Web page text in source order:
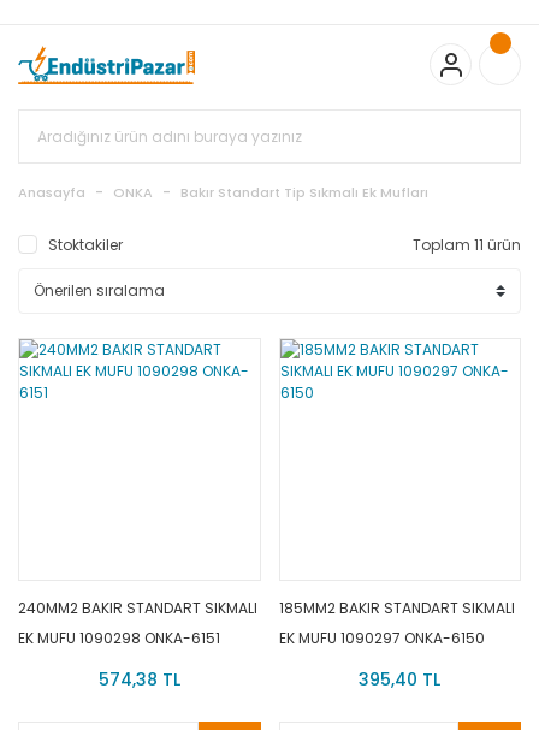
Bayonet J Tip Termokupul Ürünlerinde 50 Adet Alımlarda
Sepette Ekstra %5 İskonto...
50.000,00TL ve Üzeri EMKO Ürünleri
Alışverişlerinizde Sepette %5 EK İNDİRİM...
%15 İskonto... 50.000,00TL ve Üzeri GEMO Ürünleri
Alışverişlerinizde Sepette %3 EK İNDİRİM...
Standart Bayonet J Tip Termokupul Ürünlerinde 100 Adet
Anasayfa ONKA Bakır Standart Tip Sıkmalı Ek Mufları
Stoktakiler Toplam 11 ürün
240MM2 BAKIR STANDART SIKMALI
EK MUFU 1090298 ONKA-6151
574,38 TL
185MM2 BAKIR STANDART SIKMALI
EK MUFU 1090297 ONKA-6150
395,40 TL